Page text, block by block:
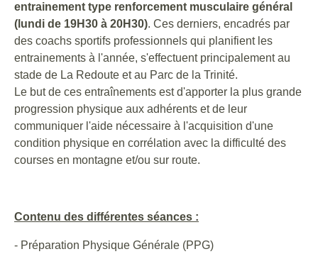
entrainement type renforcement musculaire général
(lundi de 19H30 à 20H30). Ces derniers, encadrés par
des coachs sportifs professionnels qui planifient les
entrainements à l'année, s'effectuent principalement au
stade de La Redoute et au Parc de la Trinité.
Le but de ces entraînements est d'apporter la plus grande
progression physique aux adhérents et de leur
communiquer l'aide nécessaire à l'acquisition d'une
condition physique en corrélation avec la difficulté des
courses en montagne et/ou sur route.
Contenu des différentes séances :
- Préparation Physique Générale (PPG)